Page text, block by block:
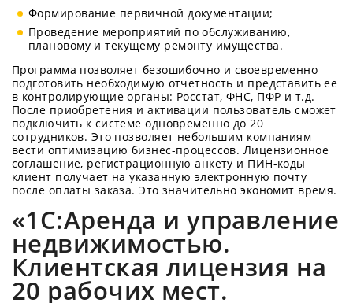
Формирование первичной документации;
Проведение мероприятий по обслуживанию,
плановому и текущему ремонту имущества.
Программа позволяет безошибочно и своевременно
подготовить необходимую отчетность и представить ее
в контролирующие органы: Росстат, ФНС, ПФР и т.д.
После приобретения и активации пользователь сможет
подключить к системе одновременно до 20
сотрудников. Это позволяет небольшим компаниям
вести оптимизацию бизнес-процессов. Лицензионное
соглашение, регистрационную анкету и ПИН-коды
клиент получает на указанную электронную почту
после оплаты заказа. Это значительно экономит время.
«1С:Аренда и управление
недвижимостью.
Клиентская лицензия на
20 рабочих мест.